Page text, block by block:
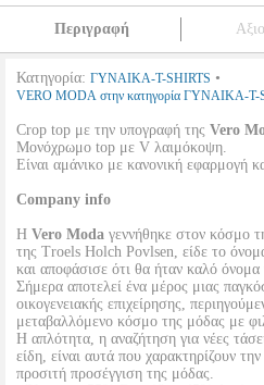
Περιγραφή
Κατηγορία: ΓΥΝΑΙΚΑ-T-SHIRTS •
VERO MODA στην κατηγορία ΓΥΝΑΙΚΑ-T-
Crop top με την υπογραφή της Vero
Μονόχρωμο top με V λαιμόκοψη.
Είναι αμάνικο με κανονική εφαρμογή
Company info
Η Vero Moda γεννήθηκε στον κόσμο
της Troels Holch Povlsen, είδε το
και αποφάσισε ότι θα ήταν καλό όνομα
Σήμερα αποτελεί ένα μέρος μιας
οικογενειακής επιχείρησης,
μεταβαλλόμενο κόσμο της μόδας με
Η απλότητα, η αναζήτηση για νέες
είδη, είναι αυτά που χαρακτηρίζουν την
προσιτή προσέγγιση της μόδας.